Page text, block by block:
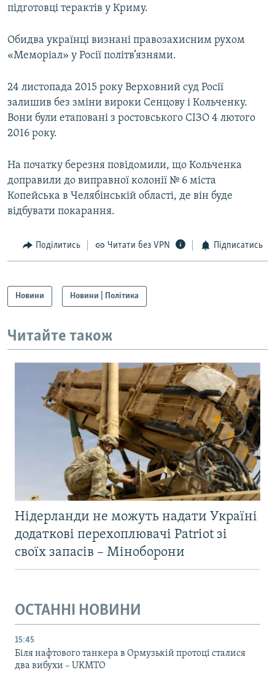
підготовці терактів у Криму.
Обидва українці визнані правозахисним рухом
«Меморіал» у Росії політв’язнями.
24 листопада 2015 року Верховний суд Росії
залишив без зміни вироки Сенцову і Кольченку.
Вони були етаповані з ростовського СІЗО 4 лютого
2016 року.
На початку березня повідомили, що Кольченка
доправили до виправної колонії № 6 міста
Копейська в Челябінській області, де він буде
відбувати покарання.
Поділитись Читати без VPN Підписатись
Новини Новини | Політика
Читайте також
Нідерланди не можуть надати Україні
додаткові перехоплювачі Patriot зі
своїх запасів – Міноборони
ОСТАННІ НОВИНИ
15:45
Біля нафтового танкера в Ормузькій протоці сталися
два вибухи – UKMTO